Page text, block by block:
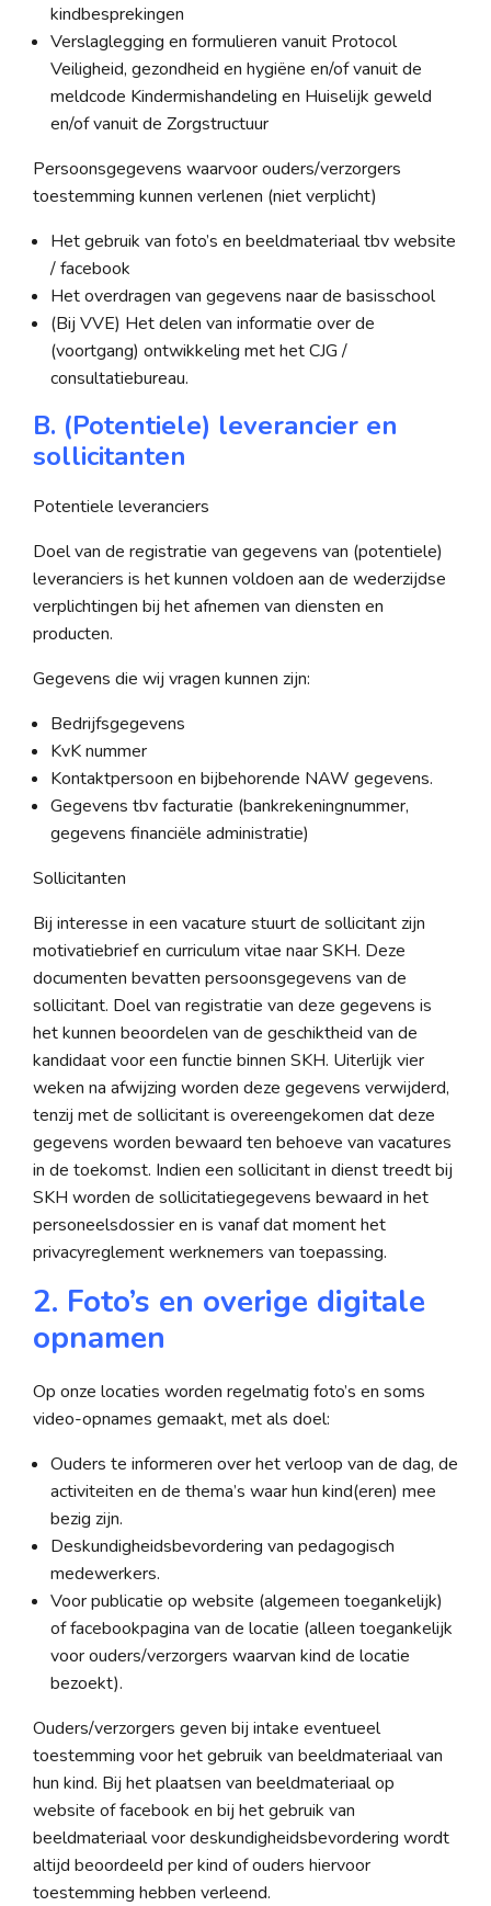
kindbesprekingen
Verslaglegging en formulieren vanuit Protocol
Veiligheid, gezondheid en hygiëne en/of vanuit de
meldcode Kindermishandeling en Huiselijk geweld
en/of vanuit de Zorgstructuur
Persoonsgegevens waarvoor ouders/verzorgers
toestemming kunnen verlenen (niet verplicht)
Het gebruik van foto’s en beeldmateriaal tbv website
/ facebook
Het overdragen van gegevens naar de basisschool
(Bij VVE) Het delen van informatie over de
(voortgang) ontwikkeling met het CJG /
consultatiebureau.
B. (Potentiele) leverancier en
sollicitanten
Potentiele leveranciers
Doel van de registratie van gegevens van (potentiele)
leveranciers is het kunnen voldoen aan de wederzijdse
verplichtingen bij het afnemen van diensten en
producten.
Gegevens die wij vragen kunnen zijn:
Bedrijfsgegevens
KvK nummer
Kontaktpersoon en bijbehorende NAW gegevens.
Gegevens tbv facturatie (bankrekeningnummer,
gegevens financiële administratie)
Sollicitanten
Bij interesse in een vacature stuurt de sollicitant zijn
motivatiebrief en curriculum vitae naar SKH. Deze
documenten bevatten persoonsgegevens van de
sollicitant. Doel van registratie van deze gegevens is
het kunnen beoordelen van de geschiktheid van de
kandidaat voor een functie binnen SKH. Uiterlijk vier
weken na afwijzing worden deze gegevens verwijderd,
tenzij met de sollicitant is overeengekomen dat deze
gegevens worden bewaard ten behoeve van vacatures
in de toekomst. Indien een sollicitant in dienst treedt bij
SKH worden de sollicitatiegegevens bewaard in het
personeelsdossier en is vanaf dat moment het
privacyreglement werknemers van toepassing.
2. Foto’s en overige digitale
opnamen
Op onze locaties worden regelmatig foto’s en soms
video-opnames gemaakt, met als doel:
Ouders te informeren over het verloop van de dag, de
activiteiten en de thema’s waar hun kind(eren) mee
bezig zijn.
Deskundigheidsbevordering van pedagogisch
medewerkers.
Voor publicatie op website (algemeen toegankelijk)
of facebookpagina van de locatie (alleen toegankelijk
voor ouders/verzorgers waarvan kind de locatie
bezoekt).
Ouders/verzorgers geven bij intake eventueel
toestemming voor het gebruik van beeldmateriaal van
hun kind. Bij het plaatsen van beeldmateriaal op
website of facebook en bij het gebruik van
beeldmateriaal voor deskundigheidsbevordering wordt
altijd beoordeeld per kind of ouders hiervoor
toestemming hebben verleend.